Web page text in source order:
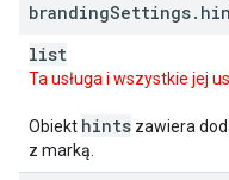
brandingSettings.
list
Ta usługa i wszystkie jej
Obiekt hints zawiera
z marką.